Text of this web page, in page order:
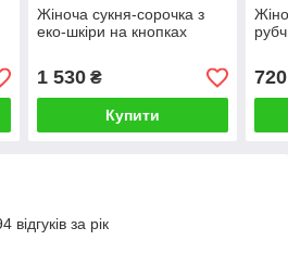
Жіноча сукня-сорочка з
еко-шкіри на кнопках
1 530₴
Купити
720
за рік